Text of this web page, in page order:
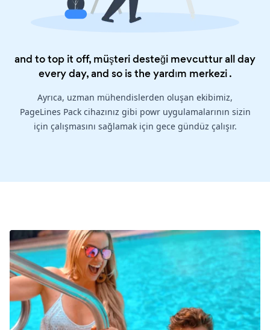
and to top it off, müşteri desteği mevcuttur all day
every day, and so is theyardım merkezi.
Ayrıca, uzman mühendislerden oluşan ekibimiz,
PageLines Pack cihazınız gibi powr uygulamalarının sizin
için çalışmasını sağlamak için gece gündüz çalışır.